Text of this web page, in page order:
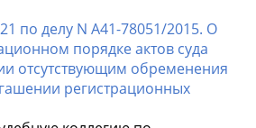
по делу N А41-78051/2015. О
порядке актов суда
отсутствующим обременения
регистрационных